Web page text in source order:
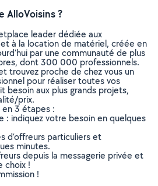
AlloVoisins ?
leader dédiée aux
à la location de matériel, créée en
par une communauté de plus
dont 300 000 professionnels.
trouvez proche de chez vous un
pour réaliser toutes vos
besoin aux plus grands projets,
prix.
3 étapes :
: indiquez votre besoin en quelques
d’offreurs particuliers et
minutes.
depuis la messagerie privée et
choix !
!